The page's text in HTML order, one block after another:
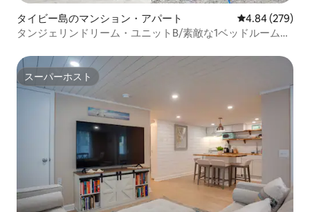
タイビー島のマンション・アパート レビュー279
4.84 (279)
タンジェリンドリーム・ユニットB/素敵な1ベッドルームア
スーパーホスト
スーパーホスト